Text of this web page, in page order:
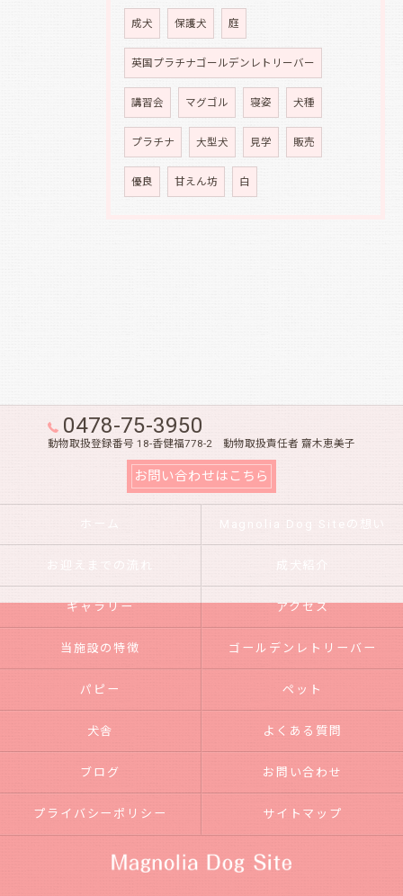
成犬 保護犬 庭
英国プラチナゴールデンレトリーバー
講習会 マグゴル 寝姿 犬種
プラチナ 大型犬 見学 販売
優良 甘えん坊 白
0478-75-3950
動物取扱登録番号 18-香健福778-2 動物取扱責任者 齋木恵美子
お問い合わせはこちら
ホーム Magnolia Dog Siteの想い
お迎えまでの流れ 成犬紹介
ギャラリー アクセス
当施設の特徴 ゴールデンレトリーバー
パピー ペット
犬舎 よくある質問
ブログ お問い合わせ
プライバシーポリシー サイトマップ